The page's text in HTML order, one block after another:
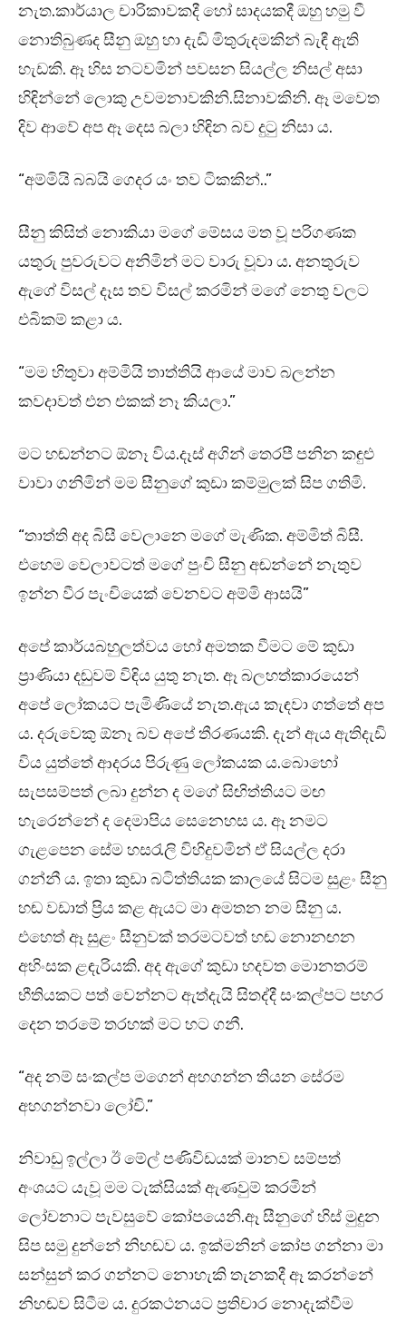
නැත.කාර්යාල චාරිකාවකදී හෝ සාදයකදී ඔහු හමු වී
නොතිබුණද සීනු ඔහු හා දැඩි මිතුරුදමකින් බැඳී ඇති
හැඩකි. ඈ හිස නටවමින් පවසන සියල්ල නිසල් අසා
හිඳින්නේ ලොකු උවමනාවකිනි.සිනාවකිනි. ඈ මවෙත
දිව ආවේ අප ඈ දෙස බලා හිඳින බව දුටු නිසා ය.
“අම්මියි බබයි ගෙදර යං තව ටිකකින්..”
සීනු කිසිත් නොකියා මගේ මේසය මත වූ පරිගණක
යතුරු පුවරුවට අනිමින් මට වාරු වූවා ය. අනතුරුව
ඇගේ විසල් දෑස තව විසල් කරමින් මගේ නෙතු වලට
එබිකම් කළා ය.
“මම හිතුවා අම්මියි තාත්තියි ආයේ මාව බලන්න
කවදාවත් එන එකක් නෑ කියලා.”
මට හඬන්නට ඕනෑ විය.දෑස් අගින් තෙරපී පනින කඳුළු
වාවා ගනිමින් මම සීනුගේ කුඩා කම්මුලක් සිප ගතිමි.
“තාත්ති අද බිසී වෙලානෙ මගේ මැණික. අම්මිත් බිසී.
එහෙම වෙලාවටත් මගේ පුංචි සීනු අඬන්නේ නැතුව
ඉන්න වීර පැංචියෙක් වෙනවට අම්මි ආසයි”
අපේ කාර්යබහුලත්වය හෝ අමතක වීමට මේ කුඩා
ප්‍රාණියා දඬුවම් විඳිය යුතු නැත. ඈ බලහත්කාරයෙන්
අපේ ලෝකයට පැමිණියේ නැත.ඇය කැඳවා ගත්තේ අප
ය. දරුවෙකු ඕනෑ බව අපේ තීරණයකි. දැන් ඇය ඇතිදැඩි
විය යුත්තේ ආදරය පිරුණු ලෝකයක ය.බොහෝ
සැපසම්පත් ලබා දුන්න ද මගේ සිඟිත්තියට මඟ
හැරෙන්නේ ද දෙමාපිය සෙනෙහස ය. ඈ නමට
ගැළපෙන සේම හසරැලි විහිදුවමින් ඒ සියල්ල දරා
ගන්නී ය. ඉතා කුඩා බටිත්තියක කාලයේ සිටම සුළං සීනු
හඬ වඩාත් ප්‍රිය කළ ඇයට මා අමතන නම සීනු ය.
එහෙත් ඈ සුළං සීනුවක් තරමටවත් හඬ නොනඟන
අහිංසක ළඳැරියකි. අද ඇගේ කුඩා හදවත මොනතරම්
භීතියකට පත් වෙන්නට ඇත්දැයි සිතද්දී සංකල්පට පහර
දෙන තරමේ තරහක් මට හට ගනී.
“අද නම් සංකල්ප මගෙන් අහගන්න තියන සේරම
අහගන්නවා ලෝචි.”
නිවාඩු ඉල්ලා ඊ මේල් පණිවිඩයක් මානව සම්පත්
අංශයට යැවූ මම ටැක්සියක් ඇණවුම් කරමින්
ලෝචනාට පැවසුවේ කෝපයෙනි.ඈ සීනුගේ හිස් මුදුන
සිප සමු දුන්නේ නිහඬව ය. ඉක්මනින් කෝප ගන්නා මා
සන්සුන් කර ගන්නට නොහැකි තැනකදී ඈ කරන්නේ
නිහඬව සිටීම ය. දුරකථනයට ප්‍රතිචාර නොදැක්වීම